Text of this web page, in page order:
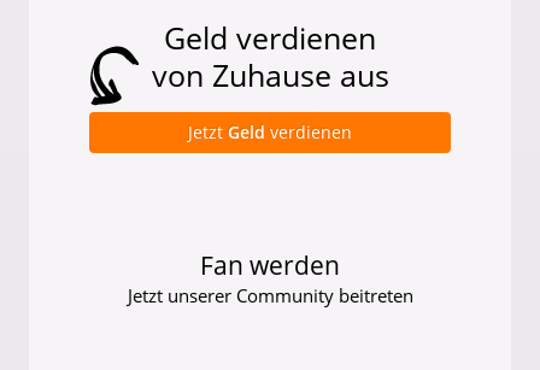
Geld verdienen
von Zuhause aus
Jetzt Geld verdienen
Fan werden
Jetzt unserer Community beitreten